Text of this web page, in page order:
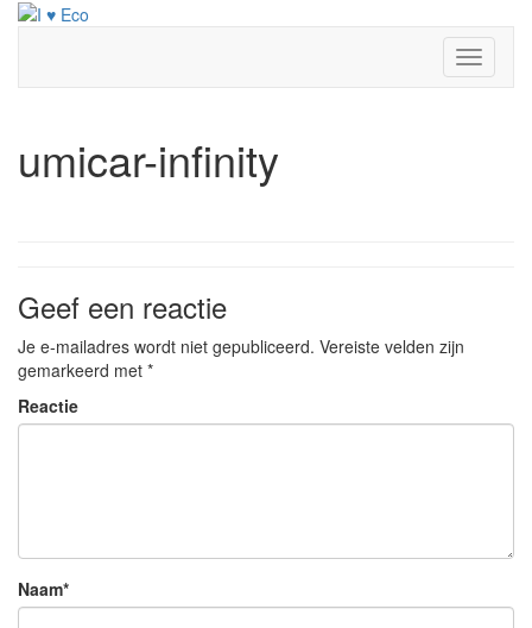
Doorgaan
Toggle
umicar-infinity
Geef een reactie
Je e-mailadres wordt niet gepubliceerd. Vereiste velden zijn
gemarkeerd met *
Reactie
Naam*